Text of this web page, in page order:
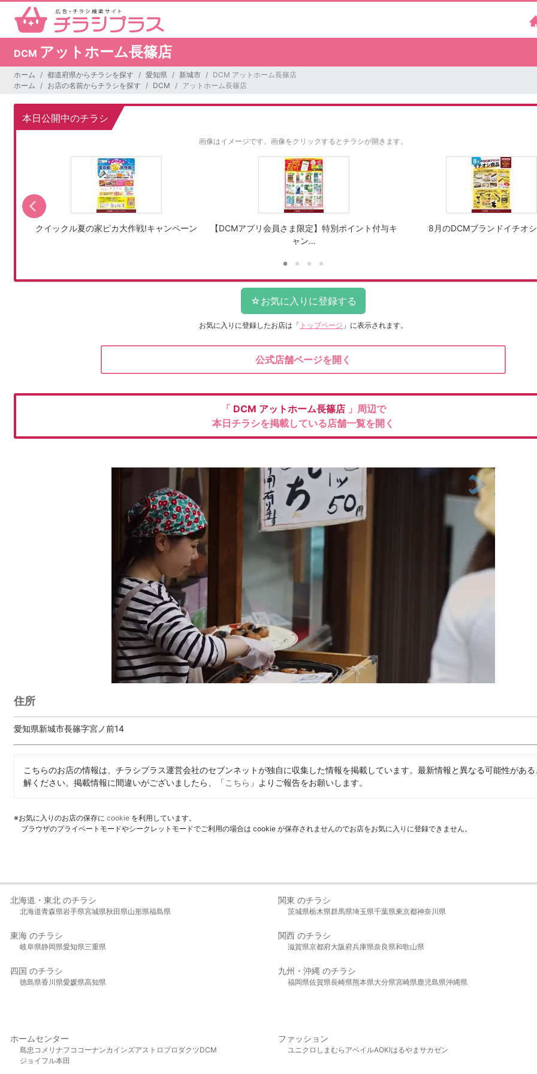
DCM アットホーム長篠店
ホーム 都道府県からチラシを探す 愛知県 新城市
DCM アットホーム長篠店
ホーム
お店の名前からチラシを探す DCM アットホーム長篠店
本日公開中のチラシ
画像はイメージです。 画像をクリックするとチラシが開きます。
クイックル夏の家ピカ大作戦!キャンペーン
【DCMアプリ会員さま限定】特別ポイント付与キ
ャン…
8月のDCMブランドイチオ
お気に入りに登録したお店は 「 トップページ 」に表示されます。
公式店舗ページを開く
「 DCM アットホーム長篠店 」周辺で
本日チラシを掲載している店舗一覧を開く
住所
愛知県新城市長篠字宮ノ前14
こちらのお店の情報は、チラシプラス運営会社のセブンネットが独自に収集した情報を掲載しています。最新情報と異なる可能性があ
解ください。掲載情報に間違いがございましたら、「こちら 」よりご報告をお願いします。
※お気に入りのお店の保存に cookie を利用しています。
ブラウザのプライベートモードやシークレットモードでご利用の場合は cookie が保存されませんのでお店をお気に入りに登録できません。
北海道・東北 のチラシ
北海道青森県岩手県宮城県秋田県山形県福島県
関東 のチラシ
茨城県栃木県群馬県埼玉県千葉県東京都神奈川県
東海 のチラシ
岐阜県静岡県愛知県三重県
関西 のチラシ
滋賀県京都府大阪府兵庫県奈良県和歌山県
四国 のチラシ
徳島県香川県愛媛県高知県
九州・沖縄 のチラシ
福岡県佐賀県長崎県熊本県大分県宮崎県鹿児島県沖縄県
ホームセンター
島忠 コメリ ナフコ コーナンカインズアストロプロダクツDCM
ジョイフル本田
ファッション
ユニクロ しまむら アベイルAOKIはるやま サカゼン